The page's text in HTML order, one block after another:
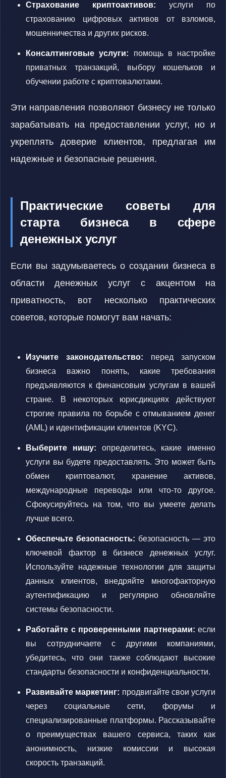
Страхование криптоактивов: услуги по
страхованию цифровых активов от взломов,
мошенничества и других рисков.
Консалтинговые услуги: помощь в настройке
приватных транзакций, выбору кошельков и
обучении работе с криптовалютами.
Эти направления позволяют бизнесу не только
зарабатывать на предоставлении услуг, но и
укреплять доверие клиентов, предлагая им
надежные и безопасные решения.
Практические советы для
старта бизнеса в сфере
денежных услуг
Если вы задумываетесь о создании бизнеса в
области денежных услуг с акцентом на
приватность, вот несколько практических
советов, которые помогут вам начать:
Изучите законодательство: перед запуском
бизнеса важно понять, какие требования
предъявляются к финансовым услугам в вашей
стране. В некоторых юрисдикциях действуют
строгие правила по борьбе с отмыванием денег
(AML) и идентификации клиентов (KYC).
Выберите нишу: определитесь, какие именно
услуги вы будете предоставлять. Это может быть
обмен криптовалют, хранение активов,
международные переводы или что-то другое.
Сфокусируйтесь на том, что вы умеете делать
лучше всего.
Обеспечьте безопасность: безопасность — это
ключевой фактор в бизнесе денежных услуг.
Используйте надежные технологии для защиты
данных клиентов, внедряйте многофакторную
аутентификацию и регулярно обновляйте
системы безопасности.
Работайте с проверенными партнерами: если
вы сотрудничаете с другими компаниями,
убедитесь, что они также соблюдают высокие
стандарты безопасности и конфиденциальности.
Развивайте маркетинг: продвигайте свои услуги
через социальные сети, форумы и
специализированные платформы. Рассказывайте
о преимуществах вашего сервиса, таких как
анонимность, низкие комиссии и высокая
скорость транзакций.